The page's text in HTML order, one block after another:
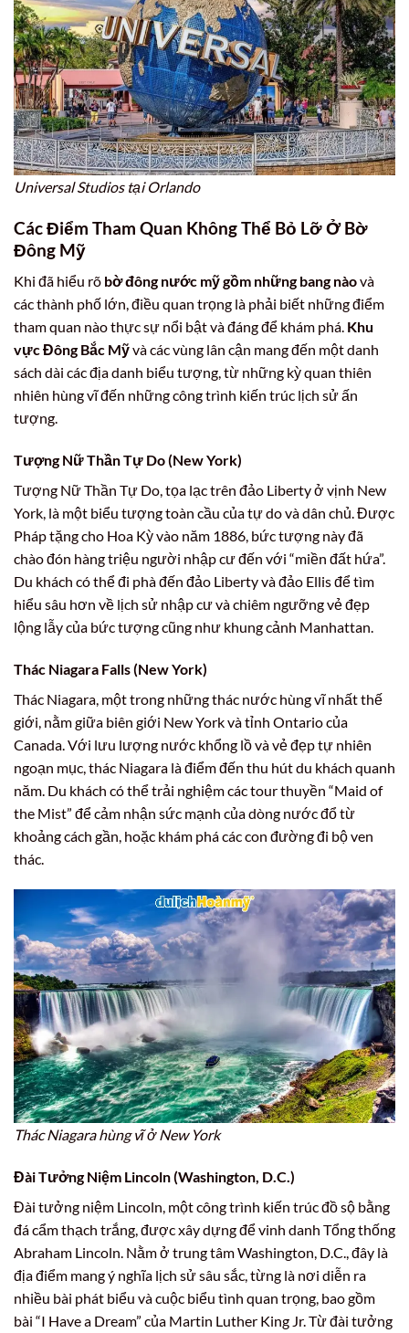
Universal Studios tại Orlando
Các Điểm Tham Quan Không Thể Bỏ Lỡ Ở Bờ
Đông Mỹ
Khi đã hiểu rõ bờ đông nước mỹ gồm những bang nàovà
các thành phố lớn, điều quan trọng là phải biết những điểm
tham quan nào thực sự nổi bật và đáng để khám phá. Khu
vực Đông Bắc Mỹvà các vùng lân cận mang đến một danh
sách dài các địa danh biểu tượng, từ những kỳ quan thiên
nhiên hùng vĩ đến những công trình kiến trúc lịch sử ấn
tượng.
Tượng Nữ Thần Tự Do (New York)
Tượng Nữ Thần Tự Do, tọa lạc trên đảo Liberty ở vịnh New
York, là một biểu tượng toàn cầu của tự do và dân chủ. Được
Pháp tặng cho Hoa Kỳ vào năm 1886, bức tượng này đã
chào đón hàng triệu người nhập cư đến với “miền đất hứa”.
Du khách có thể đi phà đến đảo Liberty và đảo Ellis để tìm
hiểu sâu hơn về lịch sử nhập cư và chiêm ngưỡng vẻ đẹp
lộng lẫy của bức tượng cũng như khung cảnh Manhattan.
Thác Niagara Falls (New York)
Thác Niagara, một trong những thác nước hùng vĩ nhất thế
giới, nằm giữa biên giới New York và tỉnh Ontario của
Canada. Với lưu lượng nước khổng lồ và vẻ đẹp tự nhiên
ngoạn mục, thác Niagara là điểm đến thu hút du khách quanh
năm. Du khách có thể trải nghiệm các tour thuyền “Maid of
the Mist” để cảm nhận sức mạnh của dòng nước đổ từ
khoảng cách gần, hoặc khám phá các con đường đi bộ ven
thác.
Thác Niagara hùng vĩ ở New York
Đài Tưởng Niệm Lincoln (Washington, D.C.)
Đài tưởng niệm Lincoln, một công trình kiến trúc đồ sộ bằng
đá cẩm thạch trắng, được xây dựng để vinh danh Tổng thống
Abraham Lincoln. Nằm ở trung tâm Washington, D.C., đây là
địa điểm mang ý nghĩa lịch sử sâu sắc, từng là nơi diễn ra
nhiều bài phát biểu và cuộc biểu tình quan trọng, bao gồm
bài “I Have a Dream” của Martin Luther King Jr. Từ đài tưởng